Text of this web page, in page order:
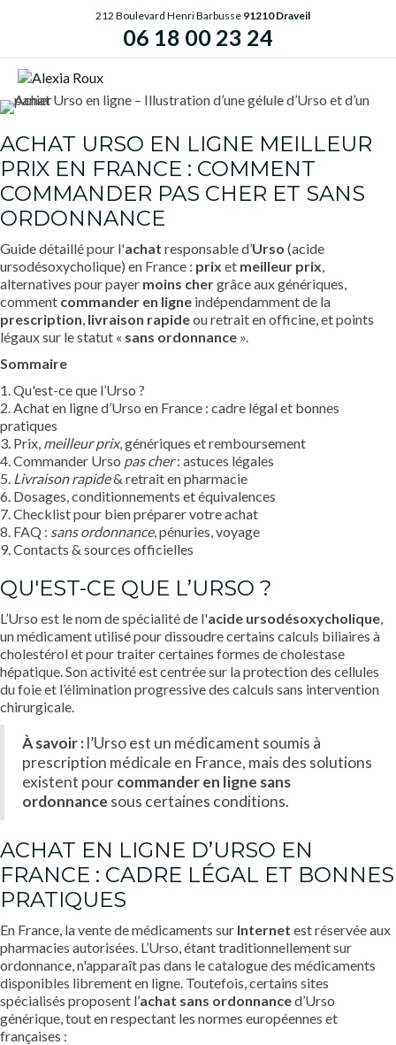
212 Boulevard Henri Barbusse 91210 Draveil
06 18 00 23 24
ACHAT URSO EN LIGNE MEILLEUR
PRIX EN FRANCE : COMMENT
COMMANDER PAS CHER ET SANS
ORDONNANCE
Guide détaillé pour l'achat responsable d’Urso (acide
ursodésoxycholique) en France : prix et meilleur prix,
alternatives pour payer moins chergrâce aux génériques,
comment commander en ligne indépendamment de la
prescription, livraison rapideou retrait en officine, et points
légaux sur le statut « sans ordonnance ».
Sommaire
1. Qu'est-ce que l’Urso ?
2. Achat en ligne d’Urso en France : cadre légal et bonnes
pratiques
3. Prix, meilleur prix, génériques et remboursement
4. Commander Urso pas cher: astuces légales
5. Livraison rapide& retrait en pharmacie
6. Dosages, conditionnements et équivalences
7. Checklist pour bien préparer votre achat
8. FAQ : sans ordonnance, pénuries, voyage
9. Contacts & sources officielles
QU'EST-CE QUE L’URSO ?
L’Urso est le nom de spécialité de l'acide ursodésoxycholique,
un médicament utilisé pour dissoudre certains calculs biliaires à
cholestérol et pour traiter certaines formes de cholestase
hépatique. Son activité est centrée sur la protection des cellules
du foie et l’élimination progressive des calculs sans intervention
chirurgicale.
À savoir :l’Urso est un médicament soumis à
prescription médicale en France, mais des solutions
existent pourcommander en ligne sans
ordonnance sous certaines conditions.
ACHAT EN LIGNE D’URSO EN
FRANCE : CADRE LÉGAL ET BONNES
PRATIQUES
En France, la vente de médicaments sur Internet est réservée aux
pharmacies autorisées. L’Urso, étant traditionnellement sur
ordonnance, n'apparaît pas dans le catalogue des médicaments
disponibles librement en ligne. Toutefois, certains sites
spécialisés proposent l’achat sans ordonnanced’Urso
générique, tout en respectant les normes européennes et
françaises :